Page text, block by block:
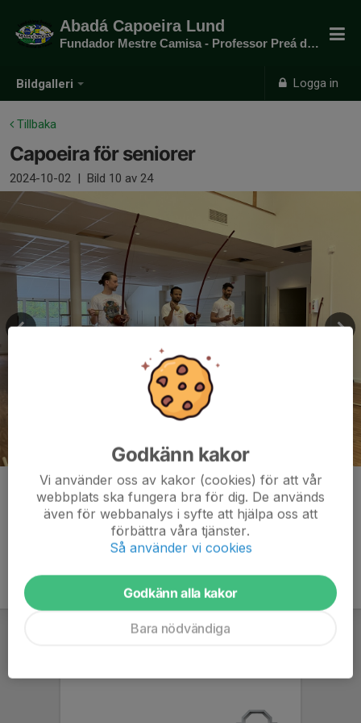
Bildgalleri Logga in
Abadá Capoeira Lund
Fundador Mestre Camisa - Professor Preá do mato
Tillbaka
Capoeira för seniorer
2024-10-02 | Bild 10 av 24
Kommentarer
Godkänn kakor
Vi använder oss av kakor (cookies) för att vår
webbplats ska fungera bra för dig. De används
även för webbanalys i syfte att hjälpa oss att
förbättra våra tjänster.
Så använder vi cookies
Godkänn alla kakor
Bara nödvändiga